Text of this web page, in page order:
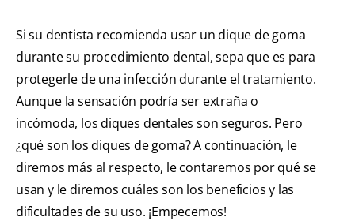
Si su dentista recomienda usar un dique de goma
durante su procedimiento dental, sepa que es para
protegerle de una infección durante el tratamiento.
Aunque la sensación podría ser extraña o
incómoda, los diques dentales son seguros. Pero
¿qué son los diques de goma? A continuación, le
diremos más al respecto, le contaremos por qué se
usan y le diremos cuáles son los beneficios y las
dificultades de su uso. ¡Empecemos!